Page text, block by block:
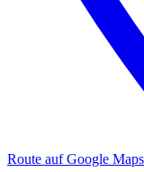
Route auf Google Maps